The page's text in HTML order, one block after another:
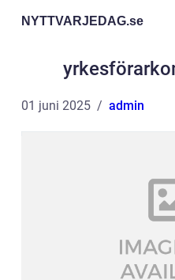
NYTTVARJEDAG.se
01 juni 2025 admin